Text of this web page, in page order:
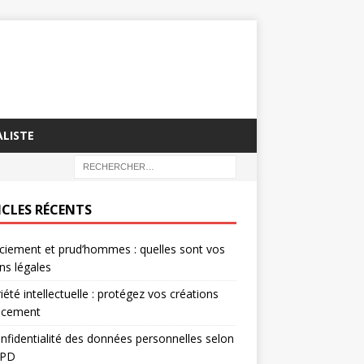
RÉCENTS
et prud’hommes : quelles sont vos
légales
intellectuelle : protégez vos créations
des données personnelles selon